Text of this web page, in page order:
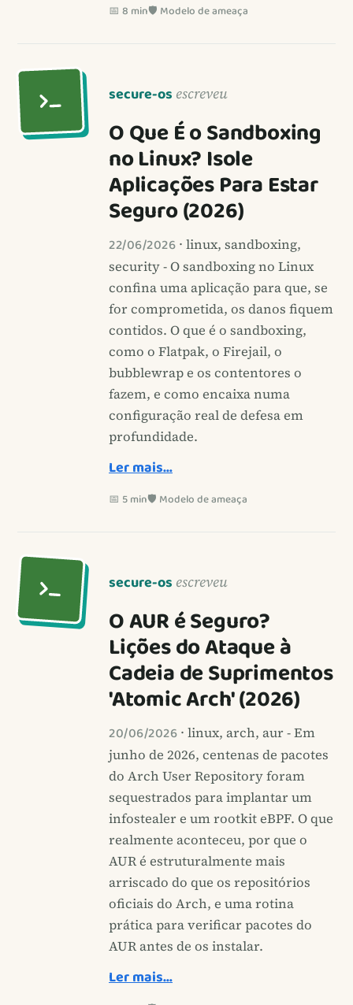
📅 8 min🛡️ Modelo de ameaça
secure-os escreveu
O Que É o Sandboxing
no Linux? Isole
Aplicações Para Estar
Seguro (2026)
22/06/2026 · linux, sandboxing,
security - O sandboxing no Linux
confina uma aplicação para que, se
for comprometida, os danos fiquem
contidos. O que é o sandboxing,
como o Flatpak, o Firejail, o
bubblewrap e os contentores o
fazem, e como encaixa numa
configuração real de defesa em
profundidade.
Ler mais…
📅 5 min🛡️ Modelo de ameaça
secure-os escreveu
O AUR é Seguro?
Lições do Ataque à
Cadeia de Suprimentos
'Atomic Arch' (2026)
20/06/2026 · linux, arch, aur - Em
junho de 2026, centenas de pacotes
do Arch User Repository foram
sequestrados para implantar um
infostealer e um rootkit eBPF. O que
realmente aconteceu, por que o
AUR é estruturalmente mais
arriscado do que os repositórios
oficiais do Arch, e uma rotina
prática para verificar pacotes do
AUR antes de os instalar.
Ler mais…